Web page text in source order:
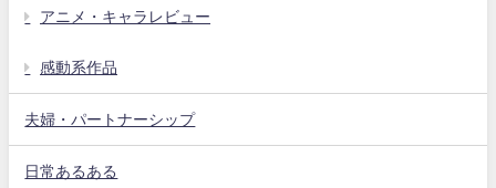
アニメ・キャラレビュー
感動系作品
夫婦・パートナーシップ
日常あるある